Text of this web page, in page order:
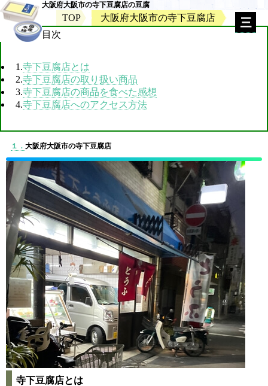
大阪府大阪市の寺下豆腐店の豆腐
TOP
大阪府大阪市の寺下豆腐店
目次
1.寺下豆腐店とは
2.寺下豆腐店の取り扱い商品
3.寺下豆腐店の商品を食べた感想
4.寺下豆腐店へのアクセス方法
１． 大阪府大阪市の寺下豆腐店
寺下豆腐店とは